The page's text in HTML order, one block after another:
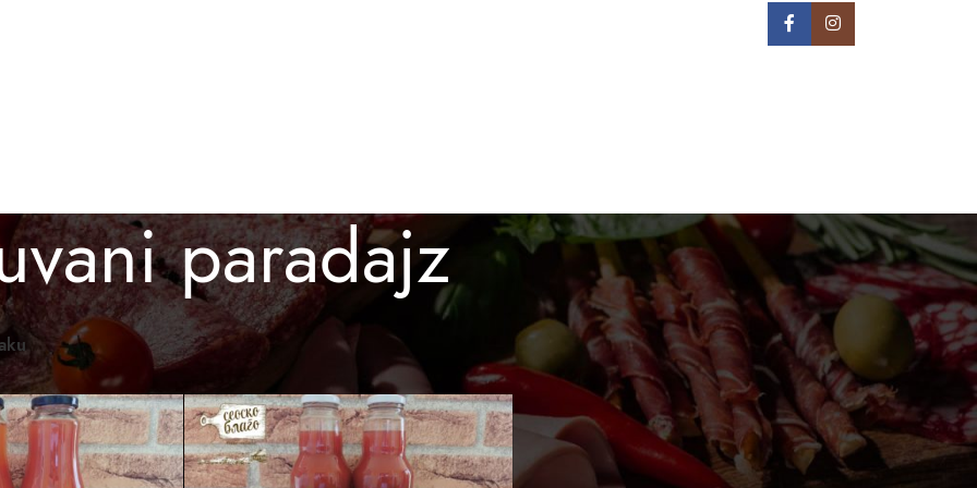
paradajz
proizvodi/ Proizvod označen „kuvani paradajz“
Prikaži 24 36